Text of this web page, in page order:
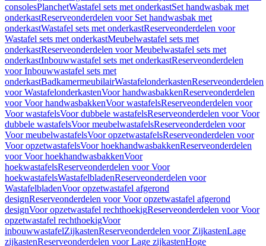
consolesPlanchetWastafel sets met onderkastSet handwasbak met
onderkastReserveonderdelen voor Set handwasbak met
onderkastWastafel sets met onderkastReserveonderdelen voor
Wastafel sets met onderkastMeubelwastafel sets met
onderkastReserveonderdelen voor Meubelwastafel sets met
onderkastInbouwwastafel sets met onderkastReserveonderdelen
voor Inbouwwastafel sets met
onderkastBadkamermeubilairWastafelonderkastenReserveonderdelen
voor WastafelonderkastenVoor handwasbakkenReserveonderdelen
voor Voor handwasbakkenVoor wastafelsReserveonderdelen voor
Voor wastafelsVoor dubbele wastafelsReserveonderdelen voor Voor
dubbele wastafelsVoor meubelwastafelsReserveonderdelen voor
Voor meubelwastafelsVoor opzetwastafelsReserveonderdelen voor
Voor opzetwastafelsVoor hoekhandwasbakkenReserveonderdelen
voor Voor hoekhandwasbakkenVoor
hoekwastafelsReserveonderdelen voor Voor
hoekwastafelsWastafelbladenReserveonderdelen voor
WastafelbladenVoor opzetwastafel afgerond
designReserveonderdelen voor Voor opzetwastafel afgerond
designVoor opzetwastafel rechthoekigReserveonderdelen voor Voor
opzetwastafel rechthoekigVoor
inbouwwastafelZijkastenReserveonderdelen voor ZijkastenLage
zijkastenReserveonderdelen voor Lage zijkastenHoge